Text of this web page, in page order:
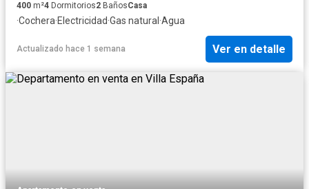
400 m²4 Dormitorios2 BañosCasa
·Cochera·Electricidad·Gas natural ·Agua
Actualizado hace 1 semana Ver en detalle